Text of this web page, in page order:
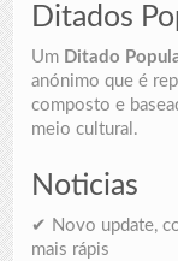
Ditados
Um Ditado
anónimo que é
composto e
meio cultural.
Noticias
✔ Novo update,
mais rápis